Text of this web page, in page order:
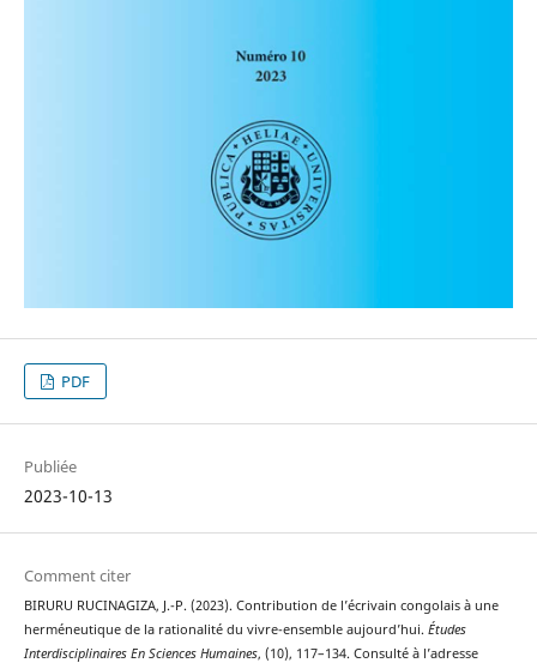
PDF
Publiée
2023-10-13
Comment citer
BIRURU RUCINAGIZA, J.-P. (2023). Contribution de l’écrivain congolais à une
herméneutique de la rationalité du vivre-ensemble aujourd’hui. Études
Interdisciplinaires En Sciences Humaines, (10), 117–134. Consulté à l’adresse